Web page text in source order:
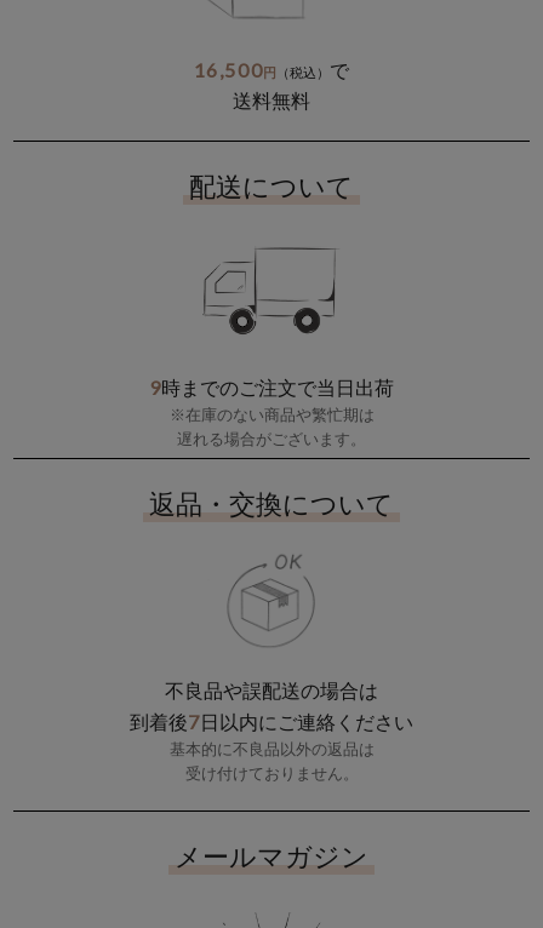
16,500円 （税込） で
送料無料
配送について
9時までのご注文で当日出荷
※在庫のない商品や繁忙期は
遅れる場合がございます。
返品・交換について
不良品や誤配送の場合は
到着後7日以内にご連絡ください
基本的に不良品以外の返品は
受け付けておりません。
メールマガジン